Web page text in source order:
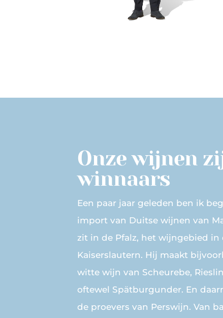
Onze wijnen
winnaars
Een paar jaar geleden ben ik
import van Duitse wijnen van
zit in de Pfalz, het wijngebied in
Kaiserslautern. Hij maakt
witte wijn van Scheurebe,
oftewel Spätburgunder. En
de proevers van Perswijn. Van